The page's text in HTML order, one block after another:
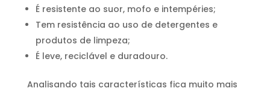
É resistente ao suor, mofo e intempéries;
Tem resistência ao uso de detergentes e
produtos de limpeza;
É leve, reciclável e duradouro.
Analisando tais características fica muito mais